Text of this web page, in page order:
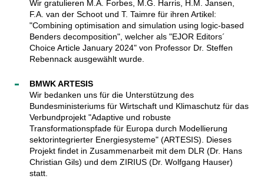
Wir gratulieren M.A. Forbes, M.G. Harris, H.M. Jansen,
F.A. van der Schoot und T. Taimre für ihren Artikel:
"Combining optimisation and simulation using logic-based
Benders decomposition", welcher als "EJOR Editors´
Choice Article January 2024" von Professor Dr. Steffen
Rebennack ausgewählt wurde.
BMWK ARTESIS
Wir bedanken uns für die Unterstützung des
Bundesministeriums für Wirtschaft und Klimaschutz für das
Verbundprojekt "Adaptive und robuste
Transformationspfade für Europa durch Modellierung
sektorintegrierter Energiesysteme" (ARTESIS). Dieses
Projekt findet in Zusammenarbeit mit dem DLR (Dr. Hans
Christian Gils) und dem ZIRIUS (Dr. Wolfgang Hauser)
statt.